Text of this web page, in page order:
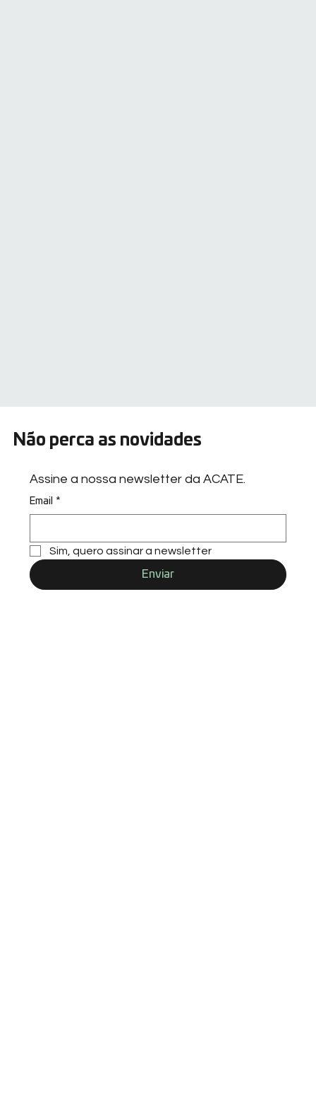
Não perca as novidades
Assine a nossa newsletter da ACATE.
Email *
Sim, quero assinar a newsletter
Enviar